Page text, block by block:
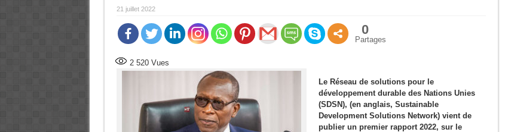
21 juillet 2022
0
Partages
2 520Vues
Le Réseau de solutions pour le
développement durable des Nations Unies
(SDSN), (en anglais, Sustainable
Development Solutions Network) vient de
publier un premier rapport 2022, sur le